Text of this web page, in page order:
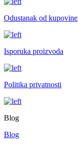
Odustanak od kupovine
Isporuka proizvoda
Politika privatnosti
Blog
Blog